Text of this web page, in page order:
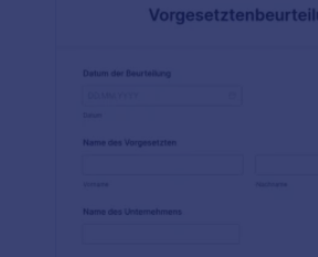
vervollständigen. Sie können aber
Jotform anpassen. Und wenn Sie
tun Sie dies automatisch mit
nahtlos online durch - mit einem